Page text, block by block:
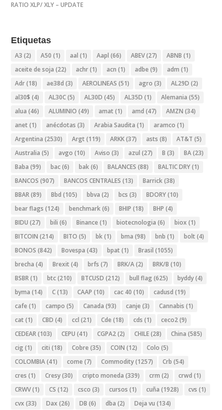
RATIO XLP/ XLY – UPDATE
Etiquetas
A3 (2) A50 (1) aal (1) Aapl (66) ABEV(27) ABNB (1)
aceite de soja (22) achr(1) acn (1) adbe (9) adm (1)
Adr(18) ae38d (3) AEROLINEAS (51) agro (3) AL29D (2)
al30$ (4) AL30C(5) AL30D (45) AL35D (1) Alemania (55)
alua (46) ALUMINIO (49) amat (1) amd (47) AMZN (34)
anet (1) anécdotas (3) Arabia Saudita (1) aramco (1)
Argentina (2530) Argt (119) ARKK(37) asts (8) AT&T (5)
Australia (5) avgo (10) Aviso (3) azul (27) B (3) BA(23)
Baba (99) bac(6) bak(6) BALANCES (88) BALTIC DRY(1)
BANCOS (907) BANCOS CENTRALES (13) Barrick(38)
BBAR(89) Bbd (105) bbva (2) bcs (3) BDORY(10)
bear flags (124) benchmark(6) BHIP (18) BHP (4)
BIDU (27) bili (6) Binance (1) biotecnologia (6) biox (1)
BITCOIN (214) BITO (5) bk(1) bma (98) bnb (1) bolt (4)
BONOS (842) Bovespa (43) bpat (1) Brasil (1055)
brecha (4) Brexit (4) brfs (7) BRK/A(2) BRK/B (10)
BSBR(1) btc(210) BTCUSD (212) bull flag (625) byddy(4)
byma (14) C(13) CAAP (10) cac 40 (10) cadusd (19)
cafe (1) campo (5) Canada (93) canje (3) Cannabis (1)
cat (1) CBD (4) ccl (21) Cde (18) cds (1) ceco2(9)
CEDEAR(103) CEPU (41) CGPA2(2) CHILE(28) China (585)
cig (1) citi (18) Cobre (35) COIN (12) Colo (5)
COLOMBIA(41) come (7) Commodity(1257) Crb (54)
cres (1) Cresy(30) cripto moneda (339) crm (2) crwd (1)
CRWV(1) CS (12) csco (3) cursos (1) cuña (1928) cvs (1)
cvx (33) Dax (26) DB (6) dba (2) Deja vu (134)